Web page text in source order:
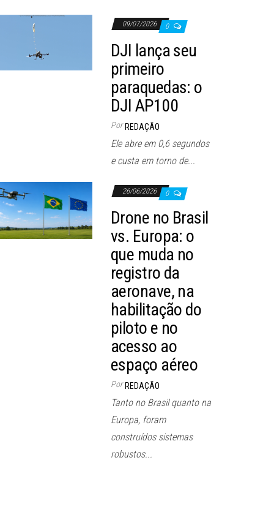
09/07/2026 0
DJI lança seu
primeiro
paraquedas: o
DJI AP100
Por REDAÇÃO
Ele abre em 0,6 segundos
e custa em torno de...
26/06/2026 0
Drone no Brasil
vs. Europa: o
que muda no
registro da
aeronave, na
habilitação do
piloto e no
acesso ao
espaço aéreo
Por REDAÇÃO
Tanto no Brasil quanto na
Europa, foram
construídos sistemas
robustos...